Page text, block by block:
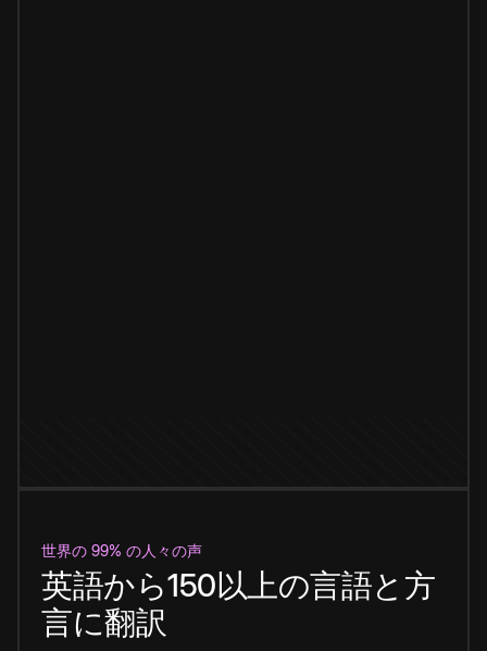
世界の 99% の人々の声
英語から150以上の言語と方
言に翻訳